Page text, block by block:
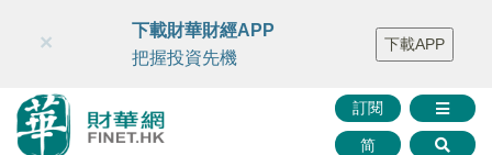
財華智庫網 FINTV FINMETA 財華證券 媒體矩陣
智庫沙龍
聯絡我們
訂閱
简
×
下載財華財經APP
把握投資先機
下載APP